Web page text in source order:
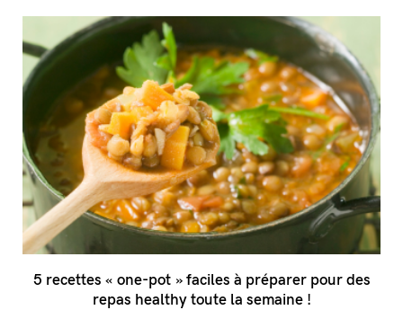
5 recettes « one-pot » faciles à préparer pour des
repas healthy toute la semaine !